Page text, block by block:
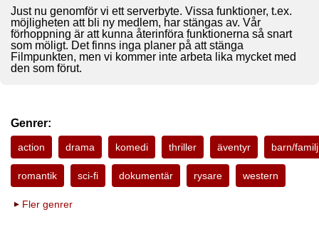
Just nu genomför vi ett serverbyte. Vissa funktioner, t.ex.
möjligheten att bli ny medlem, har stängas av. Vår
förhoppning är att kunna återinföra funktionerna så snart
som möligt. Det finns inga planer på att stänga
Filmpunkten, men vi kommer inte arbeta lika mycket med
den som förut.
Genrer:
action drama komedi thriller äventyr barn/familj
romantik sci-fi dokumentär rysare western
Fler genrer